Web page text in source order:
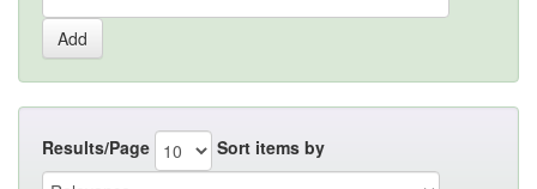
Results/Page Sort items by